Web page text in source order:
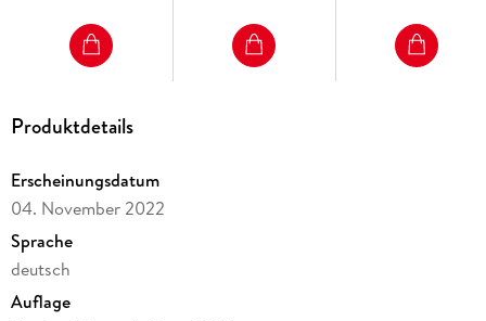
Produktdetails
Erscheinungsdatum
04. November 2022
Sprache
deutsch
Auflage